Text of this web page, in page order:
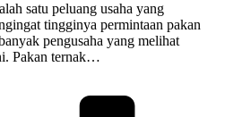
satu peluang usaha yang
tingginya permintaan pakan
pengusaha yang melihat
Pakan ternak…